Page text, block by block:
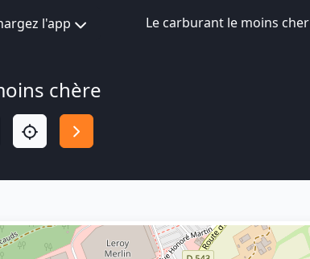
l'app Le carburant le moins cher
chère